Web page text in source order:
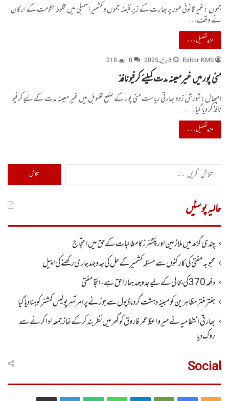
جموں :غیر قانونی طور پر بھارت کے زیر قبضہ جموں و کشمیر اسمبلی میں مخلوط حکومت کے ارکان
نے وقف…
مزید تفصیل۔۔۔
Editor KMS 8 اپریل, 2025 0
218
منی پور میں غیرمعینہ مدت کیلئے کرفیونافذ
امپھال:شورش زدہ بھارتی ریاست منی پور کے ضلع تھوبل میں غیر معینہ مدت کے لیے کرفیو
نافذ کر دیا گیا۔…
مزید تفصیل۔۔۔
تلاش
کریں
حالیہ پوسٹیں
چندی گڑھ میں ملازمین اور پنشنرز کا مطالبات کے حق میں احتجاج
محبوبہ مفتی کی کارکنوں سے مسئلہ کشمیر کے حل کی جدوجہد جاری رکھنے کی اپیل
دفعہ370کی بحالی کے لیے جدوجہد ہمارا حق ہے، التجا مفتی
جنتر منتر مظاہرین کو مبینہ دہشت گرد ماڈیول سے جوڑنے پر امرتسر پولیس کمشنر کو ہٹا دیاگیا
بھارتی انتظامیہ نے میر واعظ عمر فاروق کو گھر میں نظر بندکر کے نماز جمعہ ادا کرنے سے
روک دیا
Social